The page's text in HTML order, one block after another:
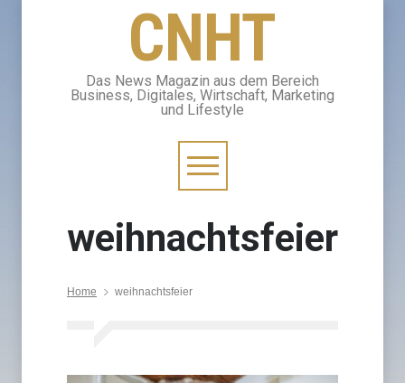
CNHT
Das News Magazin aus dem Bereich
Business, Digitales, Wirtschaft, Marketing
und Lifestyle
weihnachtsfeier
Home weihnachtsfeier